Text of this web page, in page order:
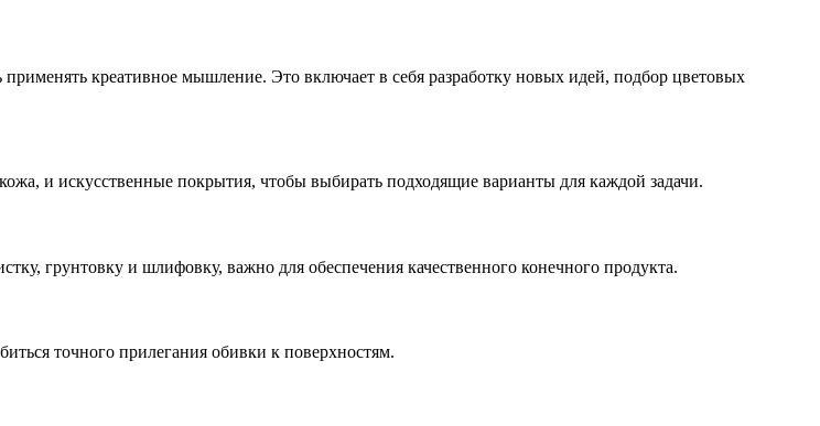
креативное мышление. Это включает в себя разработку новых идей, подбор цветовых
и искусственные покрытия, чтобы выбирать подходящие варианты для каждой задачи.
грунтовку и шлифовку, важно для обеспечения качественного конечного продукта.
точного прилегания обивки к поверхностям.